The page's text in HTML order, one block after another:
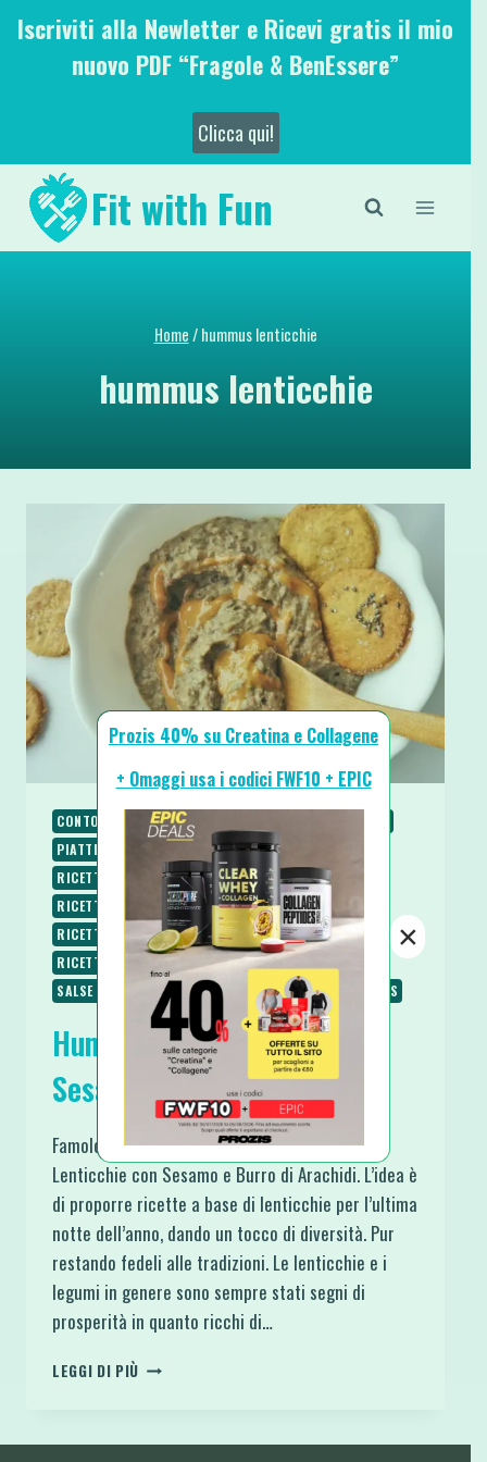
SaltaIscriviti alla Newletter e Ricevi gratis il mio
nuovo PDF “Fragole & BenEssere”
Clicca qui!
Fit with Fun
Home/ hummus lenticchie
hummus lenticchie
CONTORNI NATALE
PIATTI VELOCI
RICETTE
RICETTE PROTEICHE
RICETTE SALATE
RICETTE SENZA BURRO
RICETTE SENZA COTTURA
RICETTE SENZA GLUTINE
RICETTE SENZA LATTOSIO
RICETTE SENZA UOVA
RICETTE VEGANE
RICETTE VEGETARIANE
SALSE E CONDIMENTI
SECONDI SPUNTINI E SNACKS
Hummus di Lenticchie con
Sesamo e Burro di Arachidi
Famolo diverso il 31 con questo Hummus di
Lenticchie con Sesamo e Burro di Arachidi. L’idea è
di proporre ricette a base di lenticchie per l’ultima
notte dell’anno, dando un tocco di diversità. Pur
restando fedeli alle tradizioni. Le lenticchie e i
legumi in genere sono sempre stati segni di
prosperità in quanto ricchi di…
LEGGI DI PIÙ HUMMUS
Prozis 40% su Creatina e Collagene
+ Omaggi usa i codici FWF10 + EPIC
×